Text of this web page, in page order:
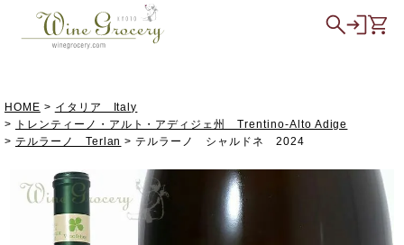
HOME
イタリア Italy
トレンティーノ・アルト・アディジェ州 Trentino-Alto Adige
テルラーノ Terlan
テルラーノ シャルドネ 2024